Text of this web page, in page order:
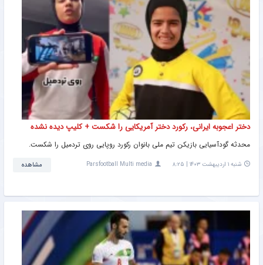
دختر اعجوبه ایرانی، رکورد دختر آمریکایی را شکست + کلیپ دیده نشده
محدثه گودآسیایی بازیکن تیم ملی بانوان رکورد روپایی روی تردمیل را شکست.
شنبه ۱ اردیبهشت ۱۴۰۳ | ۸:۲۵ Parsfootball Multi media مشاهده